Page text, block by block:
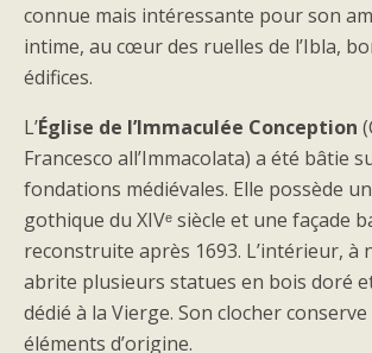
connue mais intéressante pour son
intime, au cœur des ruelles de l’Ibla,
édifices.
L’Église de l’Immaculée Conception
Francesco all’Immacolata) a été bâtie
fondations médiévales. Elle possède
gothique du XIVᵉ siècle et une façade
reconstruite après 1693. L’intérieur, à
abrite plusieurs statues en bois doré
dédié à la Vierge. Son clocher
éléments d’origine.